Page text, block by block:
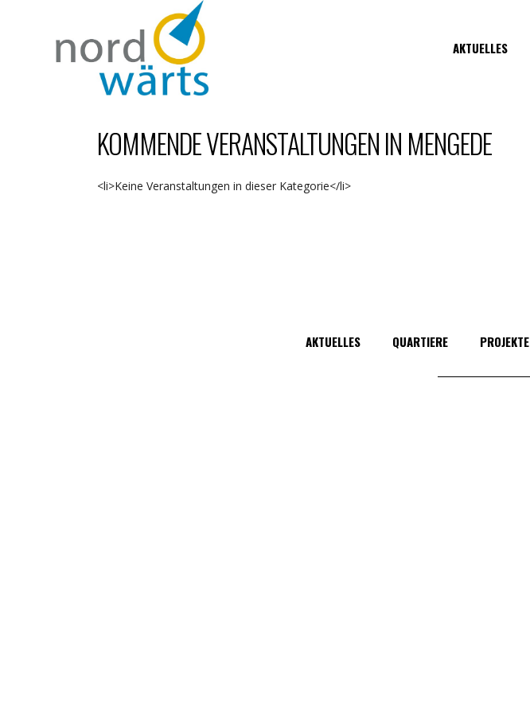
AKTUELLES
KOMMENDE VERANSTALTUNGEN IN MENGEDE
<li>Keine Veranstaltungen in dieser Kategorie</li>
AKTUELLES QUARTIERE PROJEKTE